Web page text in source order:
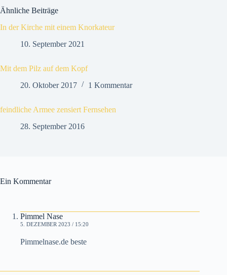
Ähnliche Beiträge
In der Kirche mit einem Knorkateur
10. September 2021
Mit dem Pilz auf dem Kopf
20. Oktober 2017
1 Kommentar
feindliche Armee zensiert Fernsehen
28. September 2016
Ein Kommentar
Pimmel Nase
5. DEZEMBER 2023 / 15:20
Pimmelnase.de beste